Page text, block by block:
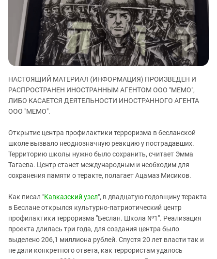
ЗАСТАВЛЯЕТ
КАВКАЗ ЗА ПАЛЕСТИНУ
ИНАКОМЫСЛИЕ В ЧЕЧНЕ
ПРЕСЛЕДОВАНИЕ АКТИВИСТОВ
МОБИЛИЗАЦИЯ И ПРОТЕСТЫ
Дагестан
Ингушетия
Кабардино-Балкария
Калмыкия
Карачаево-Черкесия
Краснодарский край
Нагорный Карабах
Российская Федерация
Северная Осетия - Алания
СКФО
Ставропольский край
Южная Осетия
Южный Кавказ
НАСТОЯЩИЙ МАТЕРИАЛ (ИНФОРМАЦИЯ) ПРОИЗВЕДЕН И
РАСПРОСТРАНЕН ИНОСТРАННЫМ АГЕНТОМ ООО "МЕМО",
ЛИБО КАСАЕТСЯ ДЕЯТЕЛЬНОСТИ ИНОСТРАННОГО АГЕНТА
ООО "МЕМО".
Открытие центра профилактики терроризма в бесланской
школе вызвало неоднозначную реакцию у пострадавших.
Территорию школы нужно было сохранить, считает Эмма
Тагаева. Центр станет международным и необходим для
сохранения памяти о теракте, полагает Ацамаз Мисиков.
Как писал "Кавказский узел", в двадцатую годовщину теракта
в Беслане открылся культурно-патриотический центр
профилактики терроризма "Беслан. Школа №1". Реализация
проекта длилась три года, для создания центра было
выделено 206,1 миллиона рублей. Спустя 20 лет власти так и
не дали конкретного ответа, как террористам удалось